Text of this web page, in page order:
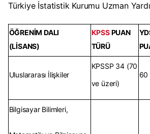
Türkiye İstatistik Kurumu Uzman
ÖĞRENİM DALI
(LİSANS)
KPSSPUAN
TÜRÜ
Uluslararası İlişkiler
KPSSP 34 (70
ve üzeri)
60
Bilgisayar Bilimleri,